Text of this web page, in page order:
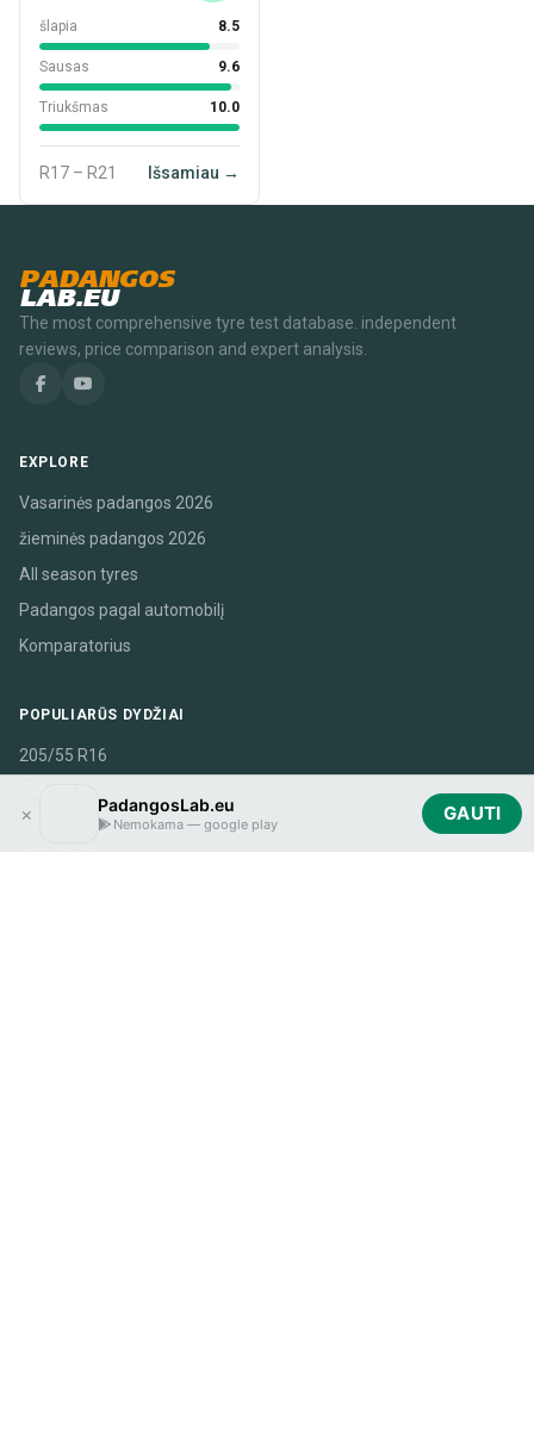
šlapia 8.5
Sausas 9.6
Triukšmas 10.0
R17 – R21 Išsamiau →
PADANGOS
LAB.EU
The most comprehensive tyre test database. independent
reviews, price comparison and expert analysis.
EXPLORE
Vasarinės padangos 2026
žieminės padangos 2026
All season tyres
Padangos pagal automobilį
Komparatorius
POPULIARŪS DYDŽIAI
205/55 R16
195/65 R15
× PadangosLab.eu
Nemokama — google play GAUTI